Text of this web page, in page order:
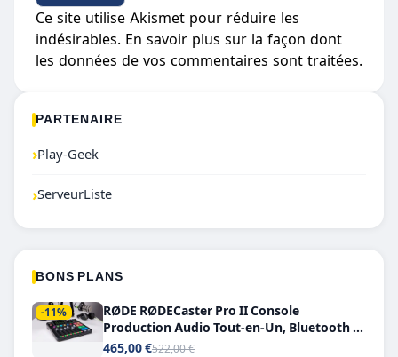
Ce site utilise Akismet pour réduire les
indésirables. En savoir plus sur la façon dont
les données de vos commentaires sont traitées.
PARTENAIRE
›Play-Geek
›ServeurListe
BONS PLANS
-11%
RØDE RØDECaster Pro II Console
Production Audio Tout-en-Un, Bluetooth et
Double USB-C
465,00 €522,00 €